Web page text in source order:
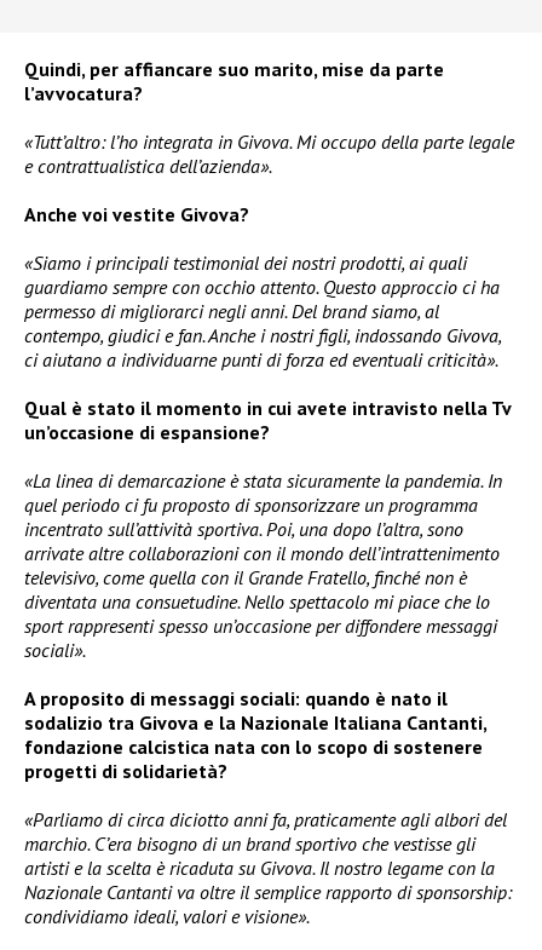
Quindi, per affiancare suo marito, mise da parte
l’avvocatura?
«Tutt’altro: l’ho integrata in Givova. Mi occupo della parte legale
e contrattualistica dell’azienda».
Anche voi vestite Givova?
«Siamo i principali testimonial dei nostri prodotti, ai quali
guardiamo sempre con occhio attento. Questo approccio ci ha
permesso di migliorarci negli anni. Del brand siamo, al
contempo, giudici e fan. Anche i nostri figli, indossando Givova,
ci aiutano a individuarne punti di forza ed eventuali criticità».
Qual è stato il momento in cui avete intravisto nella Tv
un’occasione di espansione?
«La linea di demarcazione è stata sicuramente la pandemia. In
quel periodo ci fu proposto di sponsorizzare un programma
incentrato sull’attività sportiva. Poi, una dopo l’altra, sono
arrivate altre collaborazioni con il mondo dell’intrattenimento
televisivo, come quella con il Grande Fratello, finché non è
diventata una consuetudine. Nello spettacolo mi piace che lo
sport rappresenti spesso un’occasione per diffondere messaggi
sociali».
A proposito di messaggi sociali: quando è nato il
sodalizio tra Givova e la Nazionale Italiana Cantanti,
fondazione calcistica nata con lo scopo di sostenere
progetti di solidarietà?
«Parliamo di circa diciotto anni fa, praticamente agli albori del
marchio. C’era bisogno di un brand sportivo che vestisse gli
artisti e la scelta è ricaduta su Givova. Il nostro legame con la
Nazionale Cantanti va oltre il semplice rapporto di sponsorship:
condividiamo ideali, valori e visione».